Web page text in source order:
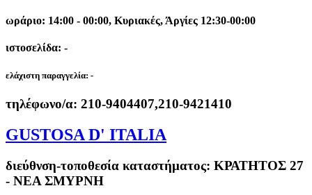
ωράριο: 14:00 - 00:00, Κυριακές, Άργίες 12:30-00:00
ιστοσελίδα: -
ελάχιστη παραγγελία: -
τηλέφωνο/α: 210-9404407,210-9421410
GUSTOSA D' ITALIA
διεύθνση-τοποθεσία καταστήματος: ΚΡΑΤΗΤΟΣ 27
- ΝΕΑ ΣΜΥΡΝΗ